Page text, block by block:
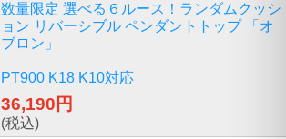
数量限定 選べる６ルース！ランダムクッシ
ョン リバーシブル ペンダントトップ 「オ
ブロン」
PT900 K18 K10対応
36,190円
(税込)